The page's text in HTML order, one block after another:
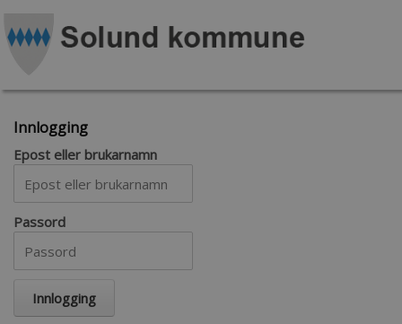
Innlogging
Epost eller brukarnamn
Passord